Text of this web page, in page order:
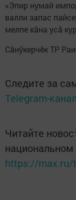
«Эпир нумай
валли запас
мелпе кăна усă
Сăнӳкерчӗк ТР
Следите за
Telegram-
Читайте
https://max.ru/